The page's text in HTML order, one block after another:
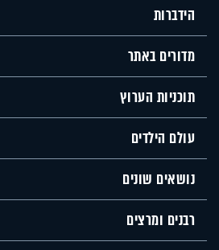
הידברות
מדורים באתר
תוכניות הערוץ
עולם הילדים
נושאים שונים
רבנים ומרצים